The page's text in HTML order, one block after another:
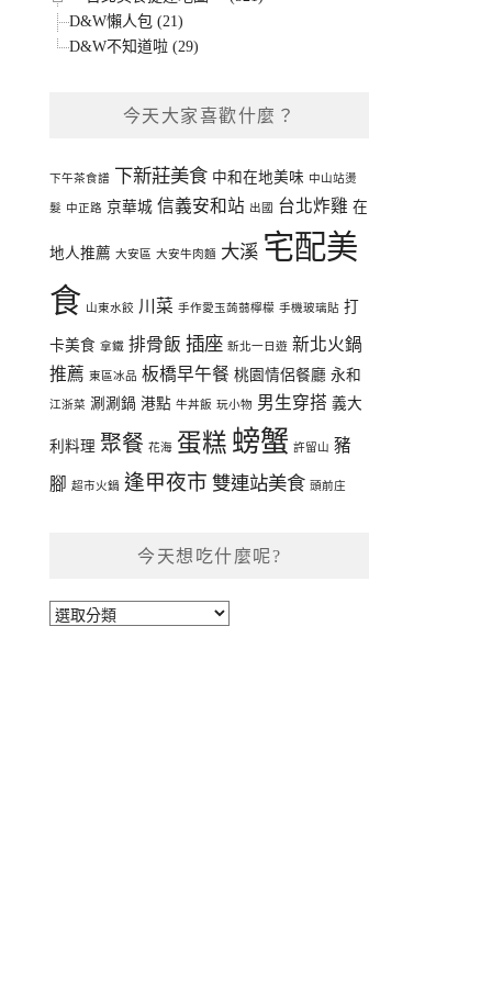
D&W懶人包 (21)
D&W不知道啦 (29)
今天大家喜歡什麼？
下午茶食譜 下新莊美食 中和在地美味 中山站燙
髮 中正路 京華城 信義安和站 出國 台北炸雞 在
地人推薦 大安區 大安牛肉麵 大溪 宅配美
食 山東水餃 川菜 手作愛玉蒟蒻檸檬 手機玻璃貼 打
卡美食 拿鐵 排骨飯 插座 新北一日遊 新北火鍋
推薦 東區冰品 板橋早午餐 桃園情侶餐廳 永和
江浙菜 涮涮鍋 港點 牛丼飯 玩小物 男生穿搭 義大
利料理 聚餐 花海 蛋糕 螃蟹 許留山 豬
腳 超市火鍋 逢甲夜市 雙連站美食 頭前庄
今天想吃什麼呢?
今